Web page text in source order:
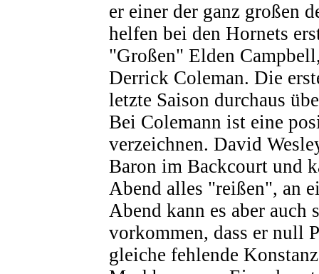
er einer der ganz großen
helfen bei den Hornets
"Großen" Elden
Derrick Coleman. Die
letzte Saison durchaus
Bei Colemann ist eine
verzeichnen. David
Baron im Backcourt und
Abend alles "reißen", an
Abend kann es aber auch
vorkommen, dass er null
gleiche fehlende